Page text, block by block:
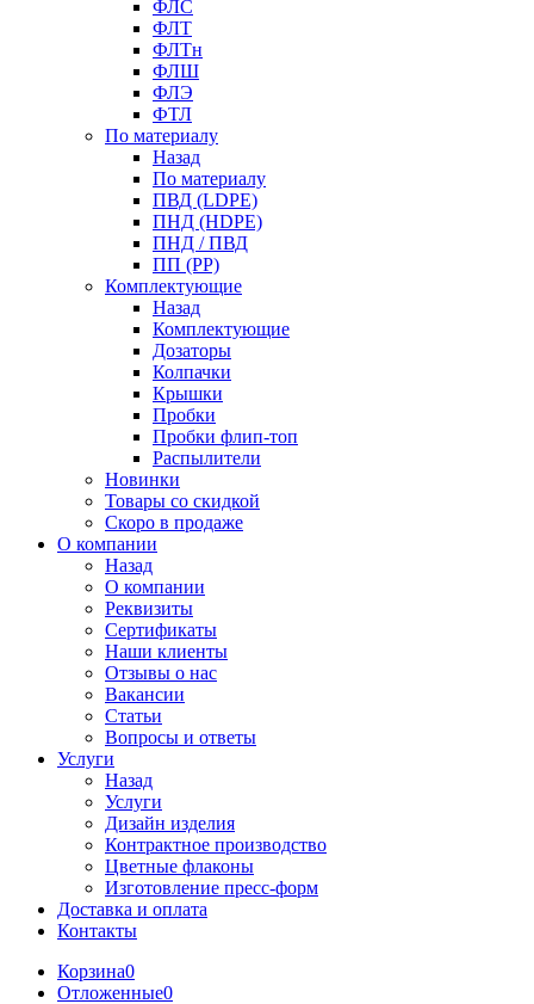
ФЛС
ФЛТ
ФЛТн
ФЛШ
ФЛЭ
ФТЛ
По материалу
Назад
По материалу
ПВД (LDPE)
ПНД (HDPE)
ПНД / ПВД
ПП (PP)
Комплектующие
Назад
Комплектующие
Дозаторы
Колпачки
Крышки
Пробки
Пробки флип-топ
Распылители
Новинки
Товары со скидкой
Скоро в продаже
О компании
Назад
О компании
Реквизиты
Сертификаты
Наши клиенты
Отзывы о нас
Вакансии
Статьи
Вопросы и ответы
Услуги
Назад
Услуги
Дизайн изделия
Контрактное производство
Цветные флаконы
Изготовление пресс-форм
Доставка и оплата
Контакты
Корзина0
Отложенные0